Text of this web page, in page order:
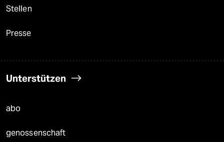
Stellen
Presse
Unterstützen
abo
genossenschaft